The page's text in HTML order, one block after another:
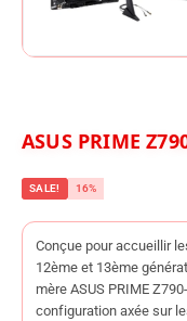
ASUS PRIME
SALE! 16%
Conçue pour accueillir
12ème et 13ème
mère ASUS PRIME
configuration axée sur